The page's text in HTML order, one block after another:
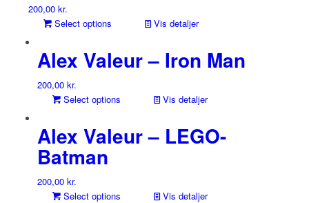
200,00 kr.
Select options
Vis detaljer
Alex Valeur – Iron Man
200,00 kr.
Select options
Vis detaljer
Alex Valeur – LEGO-
Batman
200,00 kr.
Select options
Vis detaljer